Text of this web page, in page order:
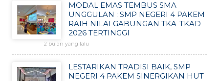
MODAL EMAS TEMBUS SMA
UNGGULAN : SMP NEGERI 4 PAKEM
RAIH NILAI GABUNGAN TKA-TKAD
2026 TERTINGGI
2 bulan yang lalu
LESTARIKAN TRADISI BAIK, SMP
NEGERI 4 PAKEM SINERGIKAN HUT